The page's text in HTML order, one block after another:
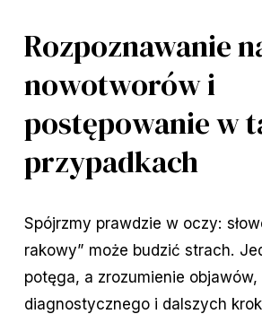
Rozpoznawanie
nowotworów i
postępowanie w
przypadkach
Spójrzmy prawdzie w oczy:
rakowy” może budzić strach.
potęga, a zrozumienie objawów,
diagnostycznego i dalszych